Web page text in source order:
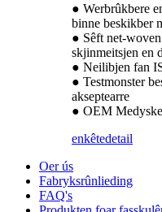
● Werbrûkbere
binne beskikber
● Sêft net-
skjinmeitsjen en
● Neilibjen fan
● Testmonster
akseptearre
● OEM
enkêtedetail
Oer ús
Fabryksrûnlieding
FAQ's